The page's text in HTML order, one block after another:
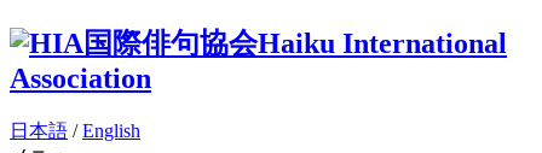
国際俳句協会Haiku International
Association
日本語 /English